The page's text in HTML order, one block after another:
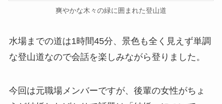
爽やかな木々の緑に囲まれた登山道
水場までの道は1時間45分、景色も全く見えず単調
な登山道なので会話を楽しみながら登りました。
今回は元職場メンバーですが、後輩の女性がちょ